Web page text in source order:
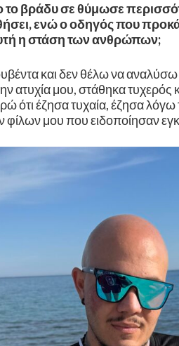
το βράδυ σε θύμωσε
ενώ ο οδηγός που
η στάση των ανθρώπων;
και δεν θέλω να
ατυχία μου, στάθηκα τυχερός
ότι έζησα τυχαία, έζησα
φίλων μου που ειδοποίησαν